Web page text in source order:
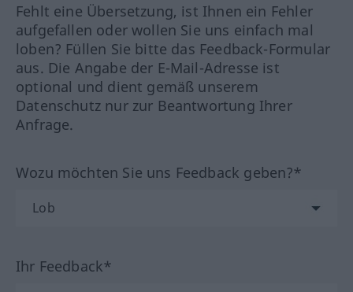
Fehlt eine Übersetzung, ist Ihnen ein Fehler
aufgefallen oder wollen Sie uns einfach mal
loben? Füllen Sie bitte das Feedback-Formular
aus. Die Angabe der E-Mail-Adresse ist
optional und dient gemäß unserem
Datenschutz nur zur Beantwortung Ihrer
Anfrage.
Wozu möchten Sie uns Feedback geben?*
Ihr Feedback*